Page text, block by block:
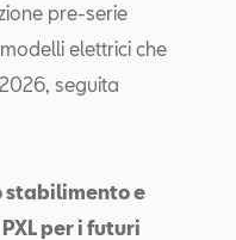
pre-serie
elettrici che
seguita
stabilimento e
per i futuri